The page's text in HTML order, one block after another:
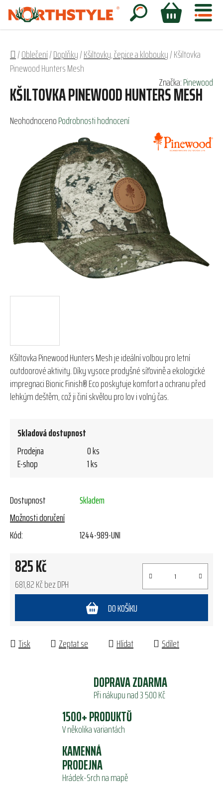
Přejít
obsah
Hledat
NÁKUPNÍ
Domů
/Oblečení/Doplňky/Kšiltovky, čepice a klobouky/Kšiltovka
Pinewood Hunters Mesh
Kšiltovka Pinewood Hunters Mesh je ideální volbou pro letní
outdoorové aktivity. Díky vysoce prodyšné síťovině a ekologické
impregnaci Bionic Finish® Eco poskytuje komfort a ochranu před
lehkým deštěm, což ji činí skvělou pro lov i volný čas.
Skladová dostupnost
Prodejna
0 ks
E-shop
1 ks
Dostupnost
Skladem
Možnosti doručení
Kód:
1244-989-UNI
825 Kč
681,82 Kč bez DPH
DO KOŠÍKU
Tisk Zeptat se Hlídat Sdílet
KŠILTOVKA PINEWOOD HUNTERS MESH
Průměrné
hvězdiček.
NeohodnocenoPodrobnosti hodnocení
Značka:Pinewood
DOPRAVA ZDARMA
Při nákupu nad 3 500 Kč
1500+ PRODUKTŮ
V několika variantách
KAMENNÁ
PRODEJNA
Hrádek-Srch na mapě